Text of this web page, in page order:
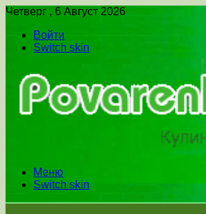
Четверг , 6 Август 2026
Войти
Switch skin
Меню
Switch skin